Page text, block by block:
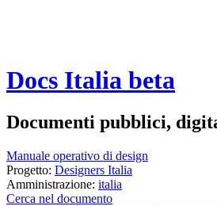
Docs Italia beta
Documenti pubblici,
Manuale operativo di design
Progetto: Designers Italia
Amministrazione: italia
Cerca nel documento